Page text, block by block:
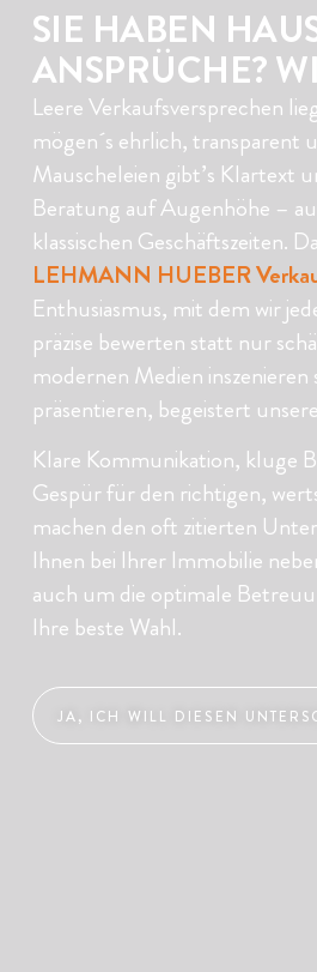
SIE HABEN
ANSPRÜCHE?
Leere Verkaufsversprechen
mögen´s ehrlich, transparent
Mauscheleien gibt’s Klartext
Beratung auf Augenhöhe –
klassischen Geschäftszeiten.
LEHMANN HUEBER
Enthusiasmus, mit dem wir
präzise bewerten statt nur
modernen Medien
präsentieren, begeistert
Klare Kommunikation, kluge
Gespür für den richtigen,
machen den oft zitierten
Ihnen bei Ihrer Immobilie
auch um die optimale
Ihre beste Wahl.
JA, ICH WILL DIESEN